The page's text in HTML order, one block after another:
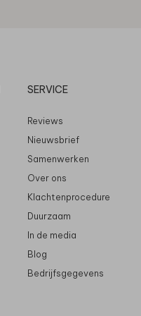
SERVICE
Reviews
Nieuwsbrief
Samenwerken
Over ons
Klachtenprocedure
Duurzaam
In de media
Blog
Bedrijfsgegevens